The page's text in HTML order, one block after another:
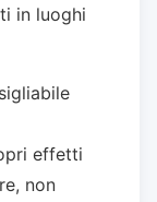
in luoghi
effetti
non